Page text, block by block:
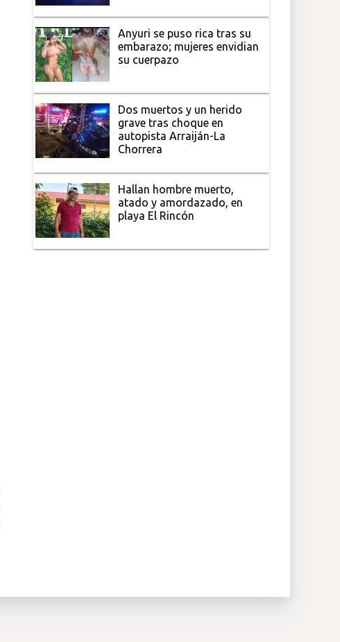
Anyuri se puso rica tras su
embarazo; mujeres envidian
su cuerpazo
Dos muertos y un herido
grave tras choque en
autopista Arraiján-La
Chorrera
Hallan hombre muerto,
atado y amordazado, en
playa El Rincón